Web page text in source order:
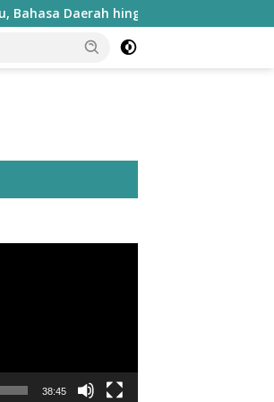
hingga Kesenian Masuk Kurikulum
38:45